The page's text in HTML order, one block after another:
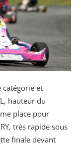
catégorie et
hauteur du
place pour
très rapide sous
finale devant